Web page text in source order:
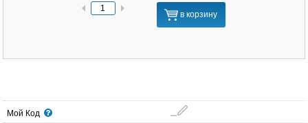
в корзину
Мой Код